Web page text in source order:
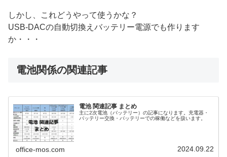
しかし、これどうやって使うかな？
USB-DACの自動切換えバッテリー電源でも作ります
か・・・
電池関係の関連記事
電池 関連記事 まとめ
主に2次電池（バッテリー）の記事になります。充電器・
バッテリー交換・バッテリーでの稼働などを扱います。
office-mos.com 2024.09.22